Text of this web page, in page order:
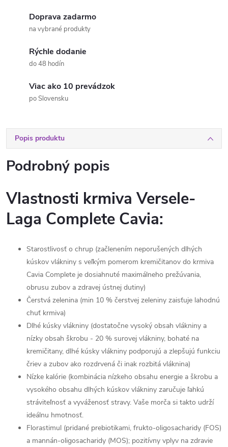
Doprava zadarmo
na vybrané produkty
Rýchle dodanie
do 48 hodín
Viac ako 10 prevádzok
po Slovensku
Popis produktu
Podrobný popis
Vlastnosti krmiva Versele-
Laga Complete Cavia:
Starostlivosť o chrup (začlenením neporušených dlhých
kúskov vlákniny s veľkým pomerom kremičitanov do krmiva
Cavia Complete je dosiahnuté maximálneho prežúvania,
obrusu zubov a zdravej ústnej dutiny)
Čerstvá zelenina (min 10 % čerstvej zeleniny zaisťuje lahodnú
chuť krmiva)
Dlhé kúsky vlákniny (dostatočne vysoký obsah vlákniny a
nízky obsah škrobu - 20 % surovej vlákniny, bohaté na
kremičitany, dlhé kúsky vlákniny podporujú a zlepšujú funkciu
čriev a zubov ako rozdrvená či inak rozbitá vláknina)
Nízke kalórie (kombinácia nízkeho obsahu energie a škrobu a
vysokého obsahu dlhých kúskov vlákniny zaručuje ľahkú
stráviteľnosť a vyváženosť stravy. Vaše morča si takto udrží
ideálnu hmotnosť.
Florastimul (pridané prebiotikami, frukto-oligosacharidy (FOS)
a mannán-oligosacharidy (MOS); pozitívny vplyv na zdravie